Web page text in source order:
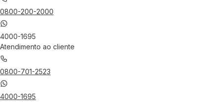
0800-200-2000
4000-1695
Atendimento ao cliente
0800-701-2523
4000-1695